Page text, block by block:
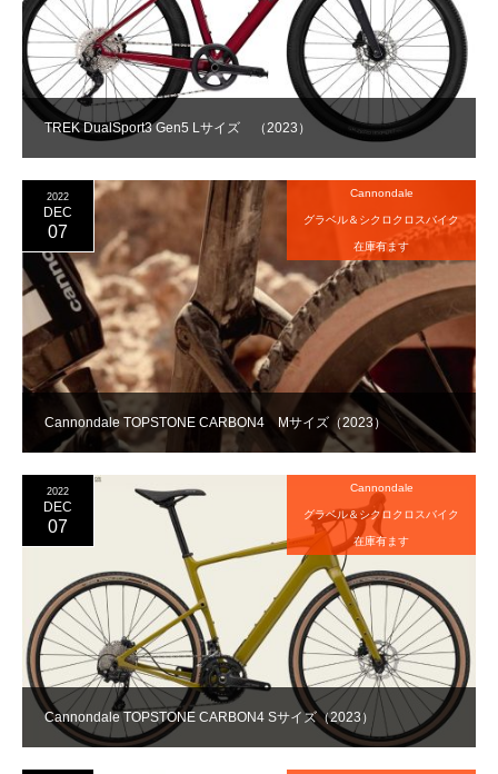
TREK DualSport3 Gen5 Lサイズ （2023）
Cannondale TOPSTONE CARBON4 Mサイズ（2023）
2022
DEC
07
Cannondale
グラベル＆シクロクロスバイク
在庫有ます
Cannondale TOPSTONE CARBON4 Sサイズ（2023）
2022
DEC
07
Cannondale
グラベル＆シクロクロスバイク
在庫有ます